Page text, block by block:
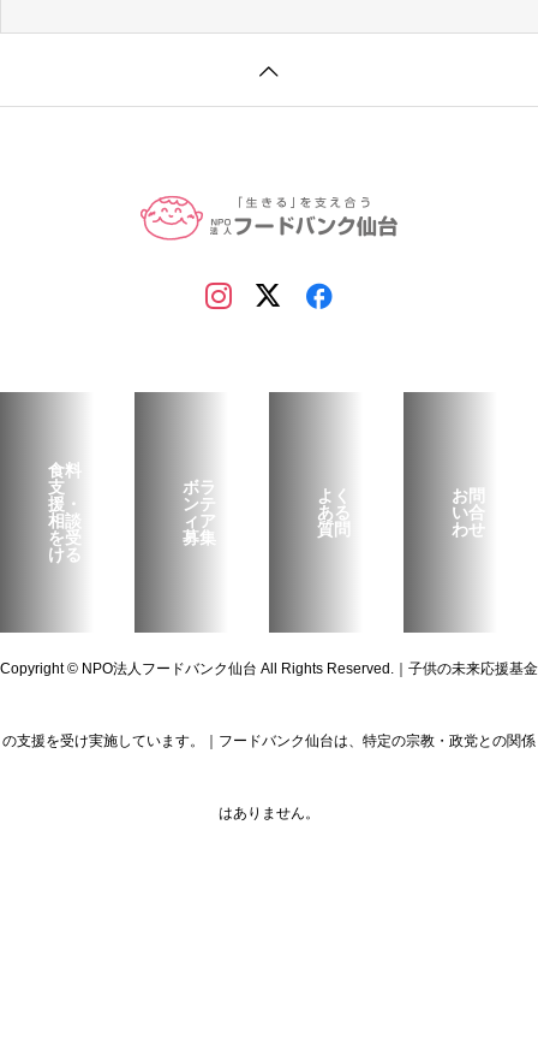
食料
支
援・
相談
を受
ける
ボラ
ンテ
ィア
募集
よく
ある
質問
お問
い合
わせ
Copyright © NPO法人フードバンク仙台 All Rights Reserved.｜子供の未来応援基金
の支援を受け実施しています。｜フードバンク仙台は、特定の宗教・政党との関係
はありません。